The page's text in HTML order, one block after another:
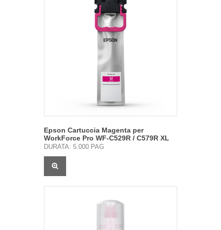
Epson Cartuccia Magenta per
WorkForce Pro WF-C529R / C579R XL
DURATA: 5.000 PAG